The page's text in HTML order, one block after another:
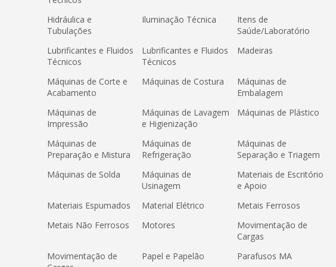
Hidráulica e
Tubulações
Iluminação Técnica
Itens de
Saúde/Laboratório
Lubrificantes e Fluidos
Técnicos
Lubrificantes e Fluidos
Técnicos
Madeiras
Máquinas de Corte e
Acabamento
Máquinas de Costura
Máquinas de
Embalagem
Máquinas de
Impressão
Máquinas de Lavagem
e Higienização
Máquinas de Plástico
Máquinas de
Preparação e Mistura
Máquinas de
Refrigeração
Máquinas de
Separação e Triagem
Máquinas de Solda
Máquinas de
Usinagem
Materiais de Escritório
e Apoio
Materiais Espumados
Material Elétrico
Metais Ferrosos
Metais Não Ferrosos
Motores
Movimentação de
Cargas
Movimentação de
Papel e Papelão Parafusos MA